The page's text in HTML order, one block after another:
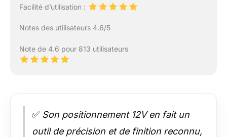
Facilité d’utilisation :
Notes des utilisateurs 4.6/5
Note de 4.6 pour 813 utilisateurs
✅ Son positionnement 12V en fait un
outil de précision et de finition reconnu,